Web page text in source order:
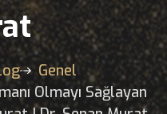
| Dr.